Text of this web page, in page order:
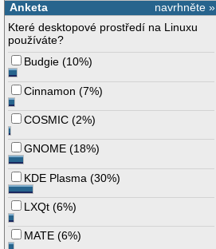
navrhněte »
Anketa
Které desktopové prostředí na Linuxu
používáte?
Budgie (10%)
Cinnamon (7%)
COSMIC (2%)
GNOME (18%)
KDE Plasma (30%)
LXQt (6%)
MATE (6%)